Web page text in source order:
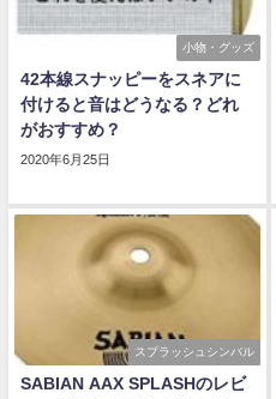
小物・グッズ
42本線スナッピーをスネアに
付けると音はどうなる？どれ
がおすすめ？
2020年6月25日
スプラッシュシンバル
SABIAN AAX SPLASHのレビ